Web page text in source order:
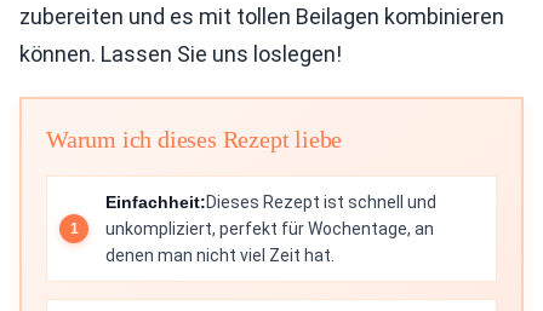
zubereiten und es mit tollen Beilagen kombinieren
können. Lassen Sie uns loslegen!
Warum ich dieses Rezept liebe
Einfachheit:Dieses Rezept ist schnell und
unkompliziert, perfekt für Wochentage, an
denen man nicht viel Zeit hat.